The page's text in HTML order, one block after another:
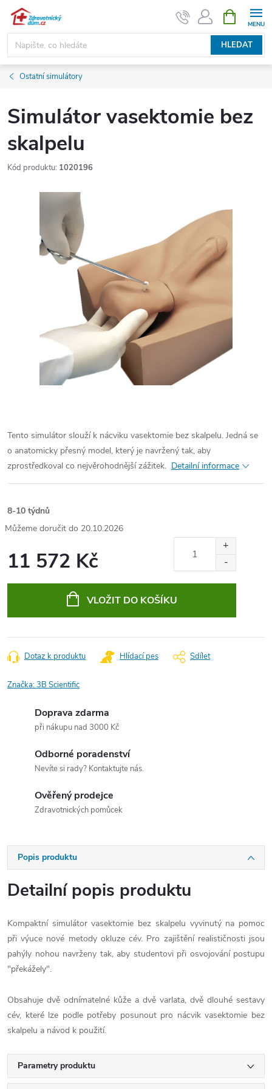
Přejít
obsah
HLEDAT
NÁKUPNÍ
KOŠÍK
Ostatní simulátory
Simulátor vasektomie bez
skalpelu
Kód produktu: 1020196
Tento simulátor slouží k nácviku vasektomie bez skalpelu. Jedná se
o anatomicky přesný model, který je navržený tak, aby
zprostředkoval co nejvěrohodnější zážitek. Detailní informace
8-10 týdnů
20.10.2026
11 572 Kč
VLOŽIT DO KOŠÍKU
Dotaz k produktu Hlídací pes Sdílet
Značka:3B Scientific
Doprava zdarma
při nákupu nad 3000 Kč
Odborné poradenství
Nevíte si rady? Kontaktujte nás.
Ověřený prodejce
Zdravotnických pomůcek
Popis produktu
Detailní popis produktu
Kompaktní simulátor vasektomie bez skalpelu vyvinutý na pomoc
při výuce nové metody okluze cév. Pro zajištění realističnosti jsou
pahýly nohou navrženy tak, aby studentovi při osvojování postupu
"překážely".
Obsahuje dvě odnímatelné kůže a dvě varlata, dvě dlouhé sestavy
cév, které lze podle potřeby posunout pro nácvik vasektomie bez
skalpelu a návod k použití.
Parametry produktu